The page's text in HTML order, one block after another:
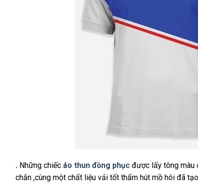
. Những chiếc áo thun đồng phục được lấy tông màu
chắn ,cùng một chất liệu vải tốt thấm hút mồ hôi đã